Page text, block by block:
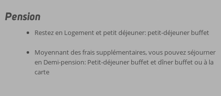
Pension
Restez en Logement et petit déjeuner: petit-déjeuner buffet
Moyennant des frais supplémentaires, vous pouvez séjourner
en Demi-pension: Petit-déjeuner buffet et dîner buffet ou à la
carte